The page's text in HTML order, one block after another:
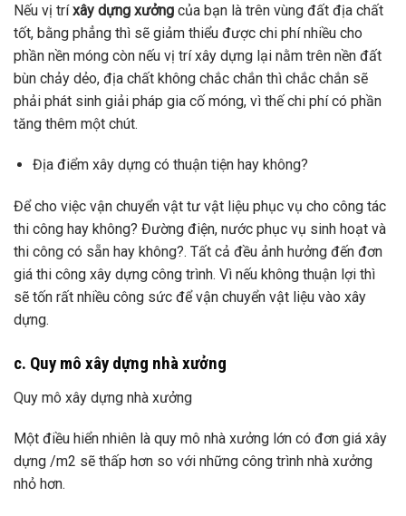
Nếu vị tríxây dựng xưởng của bạn là trên vùng đất địa chất
tốt, bằng phẳng thì sẽ giảm thiểu được chi phí nhiều cho
phần nền móng còn nếu vị trí xây dựng lại nằm trên nền đất
bùn chảy dẻo, địa chất không chắc chắn thì chắc chắn sẽ
phải phát sinh giải pháp gia cố móng, vì thế chi phí có phần
tăng thêm một chút.
Địa điểm xây dựng có thuận tiện hay không?
Để cho việc vận chuyển vật tư vật liệu phục vụ cho công tác
thi công hay không? Đường điện, nước phục vụ sinh hoạt và
thi công có sẵn hay không?. Tất cả đều ảnh hưởng đến đơn
giá thi công xây dựng công trình. Vì nếu không thuận lợi thì
sẽ tốn rất nhiều công sức để vận chuyển vật liệu vào xây
dựng.
c. Quy mô xây dựng nhà xưởng
Quy mô xây dựng nhà xưởng
Một điều hiển nhiên là quy mô nhà xưởng lớn có đơn giá xây
dựng /m2 sẽ thấp hơn so với những công trình nhà xưởng
nhỏ hơn.